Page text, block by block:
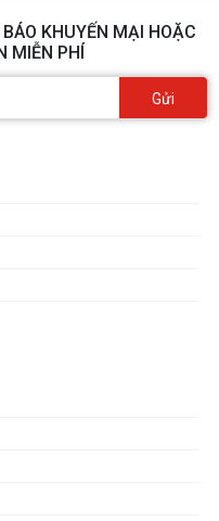
KHUYẾN MẠI HOẶC
MIỄN PHÍ
Gửi